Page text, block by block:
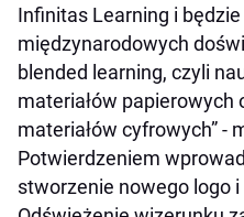
Infinitas Learning i
międzynarodowych
blended learning, czyli
materiałów papierowych
materiałów cyfrowych” -
Potwierdzeniem
stworzenie nowego logo